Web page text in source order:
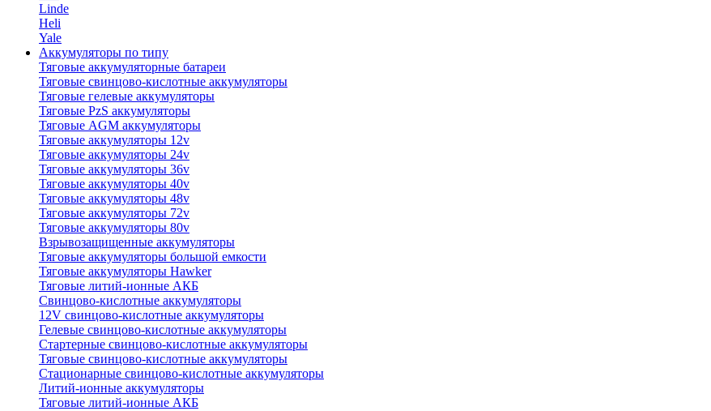
Linde
Heli
Yale
Аккумуляторы по типу
Тяговые аккумуляторные батареи
Тяговые свинцово-кислотные аккумуляторы
Тяговые гелевые аккумуляторы
Тяговые PzS аккумуляторы
Тяговые AGM аккумуляторы
Тяговые аккумуляторы 12v
Тяговые аккумуляторы 24v
Тяговые аккумуляторы 36v
Тяговые аккумуляторы 40v
Тяговые аккумуляторы 48v
Тяговые аккумуляторы 72v
Тяговые аккумуляторы 80v
Взрывозащищенные аккумуляторы
Тяговые аккумуляторы большой емкости
Тяговые аккумуляторы Hawker
Тяговые литий-ионные АКБ
Свинцово-кислотные аккумуляторы
12V свинцово-кислотные аккумуляторы
Гелевые свинцово-кислотные аккумуляторы
Стартерные свинцово-кислотные аккумуляторы
Тяговые свинцово-кислотные аккумуляторы
Стационарные свинцово-кислотные аккумуляторы
Литий-ионные аккумуляторы
Тяговые литий-ионные АКБ